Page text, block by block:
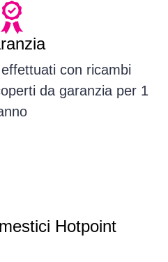
con ricambi
da garanzia per 1
Hotpoint